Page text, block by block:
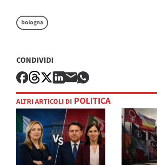
bologna
CONDIVIDI
ALTRI ARTICOLI DI POLITICA